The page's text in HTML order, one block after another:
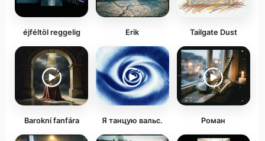
éjféltöl reggelig Erik Tailgate Dust
Barokní fanfára Я танцую вальс. Роман